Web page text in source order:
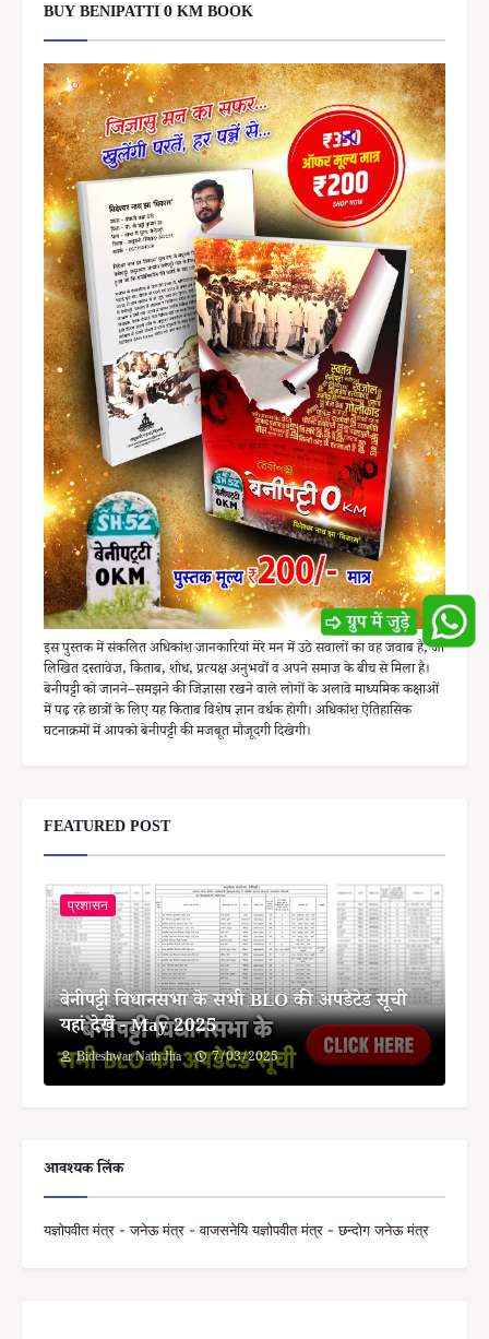
BUY BENIPATTI 0 KM BOOK
इस पुस्तक में संकलित अधिकांश जानकारियां मेरे मन में उठे सवालों का वह जवाब है, जो
लिखित दस्तावेज, किताब, शोध, प्रत्यक्ष अनुभवों व अपने समाज के बीच से मिला है।
बेनीपट्टी को जानने–समझने की जिज्ञासा रखने वाले लोगों के अलावे माध्यमिक कक्षाओं
में पढ़ रहे छात्रों के लिए यह किताब विशेष ज्ञान वर्धक होगी। अधिकांश ऐतिहासिक
घटनाक्रमों में आपको बेनीपट्टी की मजबूत मौजूदगी दिखेगी।
FEATURED POST
प्रशासन
बेनीपट्टी विधानसभा के सभी BLO की अपडेटेड सूची
यहां देखें - May 2025
Bideshwar Nath Jha 7/03/2025
आवश्यक लिंक
यज्ञोपवीत मंत्र - जनेऊ मंत्र - वाजसनेयि यज्ञोपवीत मंत्र - छन्दोग जनेऊ मंत्र